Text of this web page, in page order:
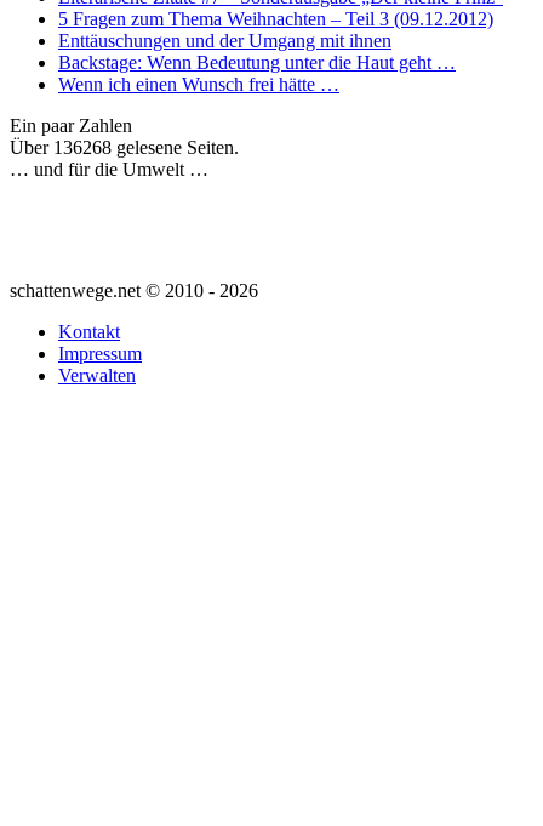
5 Fragen zum Thema Weihnachten – Teil 3 (09.12.2012)
Enttäuschungen und der Umgang mit ihnen
Backstage: Wenn Bedeutung unter die Haut geht …
Wenn ich einen Wunsch frei hätte …
Ein paar Zahlen
Über 136268 gelesene Seiten.
… und für die Umwelt …
schattenwege.net © 2010 - 2026
Kontakt
Impressum
Verwalten